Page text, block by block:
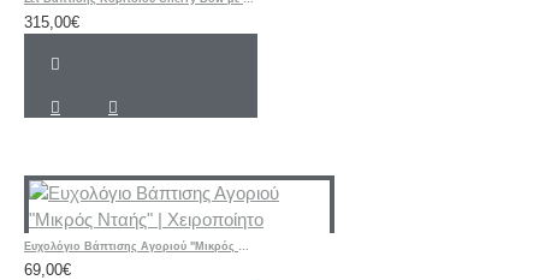
315,00€
69,00€